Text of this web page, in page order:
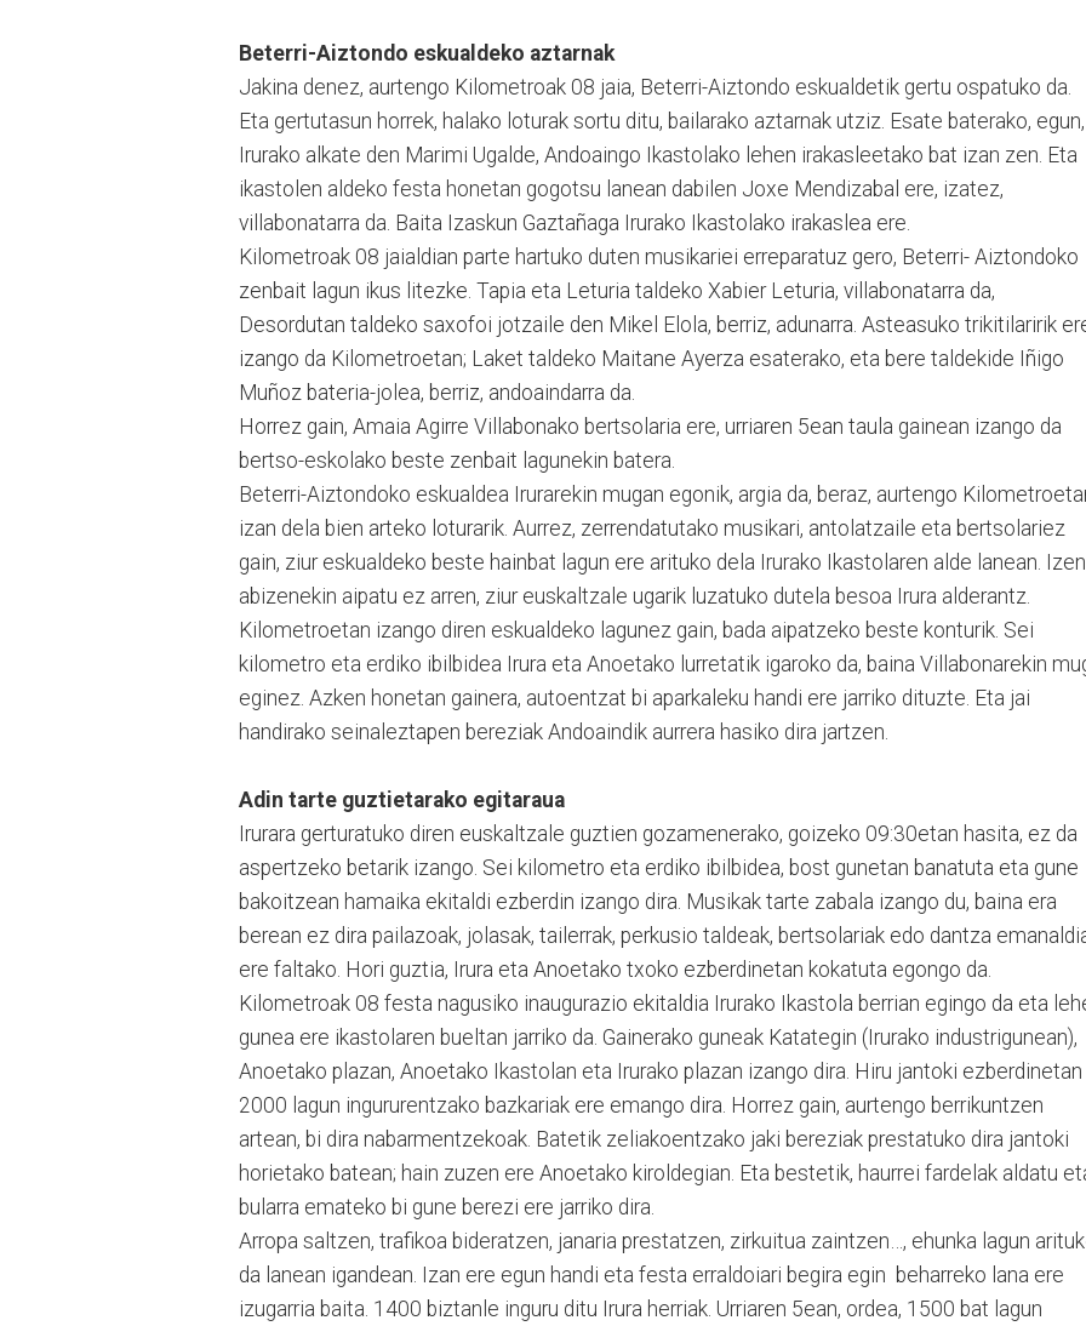
Beterri-Aiztondo eskualdeko aztarnak
Jakina denez, aurtengo Kilometroak 08 jaia, Beterri-Aiztondo eskualdetik gertu ospatuko da.
Eta gertutasun horrek, halako loturak sortu ditu, bailarako aztarnak utziz. Esate baterako, egun,
Irurako alkate den Marimi Ugalde, Andoaingo Ikastolako lehen irakasleetako bat izan zen. Eta
ikastolen aldeko festa honetan gogotsu lanean dabilen Joxe Mendizabal ere, izatez,
villabonatarra da. Baita Izaskun Gaztañaga Irurako Ikastolako irakaslea ere.
Kilometroak 08 jaialdian parte hartuko duten musikariei erreparatuz gero, Beterri- Aiztondoko
zenbait lagun ikus litezke. Tapia eta Leturia taldeko Xabier Leturia, villabonatarra da,
Desordutan taldeko saxofoi jotzaile den Mikel Elola, berriz, adunarra. Asteasuko trikitilaririk
izango da Kilometroetan; Laket taldeko Maitane Ayerza esaterako, eta bere taldekide Iñigo
Muñoz bateria-jolea, berriz, andoaindarra da.
Horrez gain, Amaia Agirre Villabonako bertsolaria ere, urriaren 5ean taula gainean izango da
bertso-eskolako beste zenbait lagunekin batera.
Beterri-Aiztondoko eskualdea Irurarekin mugan egonik, argia da, beraz, aurtengo
izan dela bien arteko loturarik. Aurrez, zerrendatutako musikari, antolatzaile eta bertsolariez
gain, ziur eskualdeko beste hainbat lagun ere arituko dela Irurako Ikastolaren alde lanean.
abizenekin aipatu ez arren, ziur euskaltzale ugarik luzatuko dutela besoa Irura alderantz.
Kilometroetan izango diren eskualdeko lagunez gain, bada aipatzeko beste konturik. Sei
kilometro eta erdiko ibilbidea Irura eta Anoetako lurretatik igaroko da, baina Villabonarekin
eginez. Azken honetan gainera, autoentzat bi aparkaleku handi ere jarriko dituzte. Eta jai
handirako seinaleztapen bereziak Andoaindik aurrera hasiko dira jartzen.
Adin tarte guztietarako egitaraua
Irurara gerturatuko diren euskaltzale guztien gozamenerako, goizeko 09:30etan hasita, ez da
aspertzeko betarik izango. Sei kilometro eta erdiko ibilbidea, bost gunetan banatuta eta gune
bakoitzean hamaika ekitaldi ezberdin izango dira. Musikak tarte zabala izango du, baina era
berean ez dira pailazoak, jolasak, tailerrak, perkusio taldeak, bertsolariak edo dantza
ere faltako. Hori guztia, Irura eta Anoetako txoko ezberdinetan kokatuta egongo da.
Kilometroak 08 festa nagusiko inaugurazio ekitaldia Irurako Ikastola berrian egingo da eta
gunea ere ikastolaren bueltan jarriko da. Gainerako guneak Katategin (Irurako industrigunean),
Anoetako plazan, Anoetako Ikastolan eta Irurako plazan izango dira. Hiru jantoki ezberdinetan
2000 lagun ingururentzako bazkariak ere emango dira. Horrez gain, aurtengo berrikuntzen
artean, bi dira nabarmentzekoak. Batetik zeliakoentzako jaki bereziak prestatuko dira jantoki
horietako batean; hain zuzen ere Anoetako kiroldegian. Eta bestetik, haurrei fardelak aldatu
bularra emateko bi gune berezi ere jarriko dira.
Arropa saltzen, trafikoa bideratzen, janaria prestatzen, zirkuitua zaintzen…, ehunka lagun
da lanean igandean. Izan ere egun handi eta festa erraldoiari begira egin beharreko lana ere
izugarria baita. 1400 biztanle inguru ditu Irura herriak. Urriaren 5ean, ordea, 1500 bat lagun